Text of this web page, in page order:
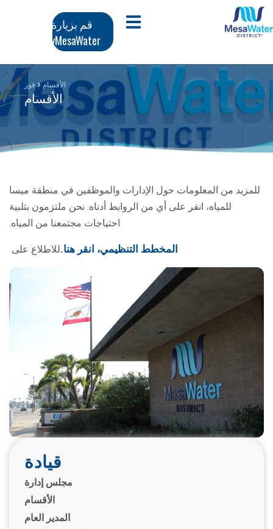
افتح قائمة الجوالقم بزيارة
MyMesaWater
فور الأقسام
الأقسام
للمزيد من المعلومات حول الإدارات والموظفين في منطقة ميسا
للمياه، انقر على أي من الروابط أدناه. نحن ملتزمون بتلبية
احتياجات مجتمعنا من المياه.
للاطلاع علىالمخطط التنظيمي، انقر هنا.
قيادة
مجلس إدارة
الأقسام
المدير العام